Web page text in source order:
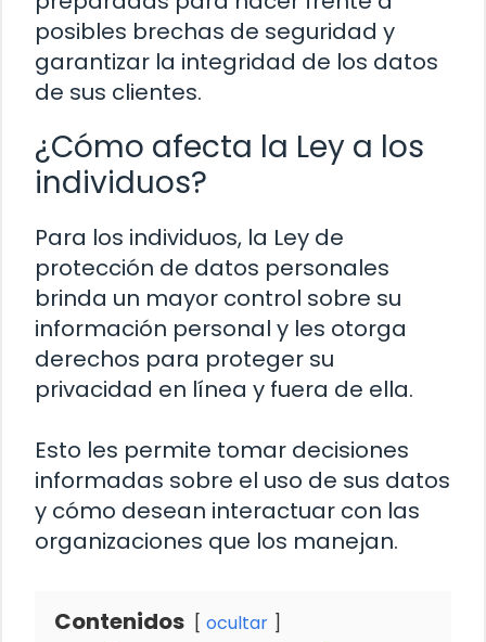
posibles brechas de seguridad y
garantizar la integridad de los datos
de sus clientes.
¿Cómo afecta la Ley a los
individuos?
Para los individuos, la Ley de
protección de datos personales
brinda un mayor control sobre su
información personal y les otorga
derechos para proteger su
privacidad en línea y fuera de ella.
Esto les permite tomar decisiones
informadas sobre el uso de sus datos
y cómo desean interactuar con las
organizaciones que los manejan.
Contenidos ocultar